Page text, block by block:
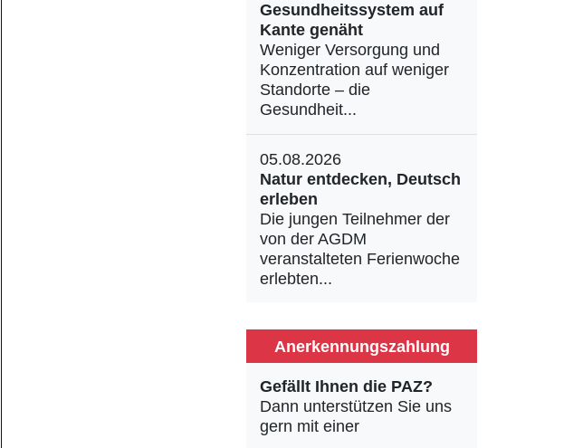
Gesundheitssystem auf
Kante genäht
Weniger Versorgung und
Konzentration auf weniger
Standorte – die
Gesundheit...
05.08.2026
Natur entdecken, Deutsch
erleben
Die jungen Teilnehmer der
von der AGDM
veranstalteten Ferienwoche
erlebten...
Anerkennungszahlung
Gefällt Ihnen die PAZ?
Dann unterstützen Sie uns
gern mit einer